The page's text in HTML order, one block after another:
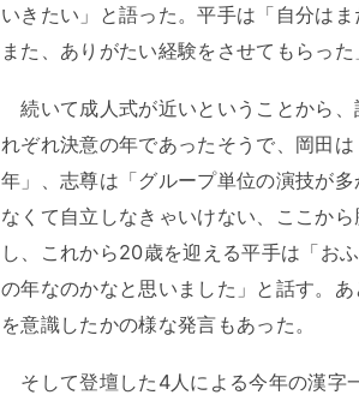
いきたい」と語った。平手は「自分は
また、ありがたい経験をさせてもらった
続いて成人式が近いということから
れぞれ決意の年であったそうで、岡田
年」、志尊は「グループ単位の演技が
なくて自立しなきゃいけない、ここか
し、これから20歳を迎える平手は「お
の年なのかなと思いました」と話す。
を意識したかの様な発言もあった。
そして登壇した4人による今年の漢字